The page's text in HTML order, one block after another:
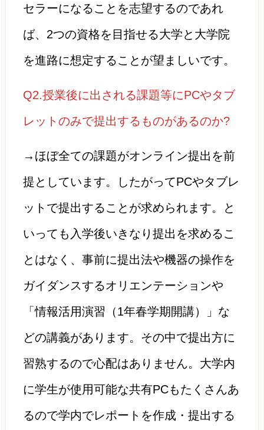
セラーになることを志望するのであれ
ば、2つの資格を目指せる大学と大学院
を進路に想定することが望ましいです。
Q2.授業後に出される課題等にPCやタブ
レットのみで提出するものがあるのか?
→ほぼ全ての課題がオンライン提出を前
提としています。したがってPCやタブレ
ットで提出することが求められます。と
いっても入学後いきなり提出を求めるこ
とはなく、事前に提出法や機器の操作を
ガイダンスするオリエンテーションや
「情報活用演習（1年春学期開講）」な
どの講義があります。その中で提出方に
習熟するので心配はありません。大学内
に学生が使用可能な共有PCもたくさんあ
るので学内でレポートを作成・提出する